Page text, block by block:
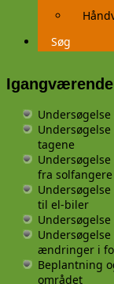
Søg
tagene
fra solfangere
til el-biler
ændringer i
Beplantning
området